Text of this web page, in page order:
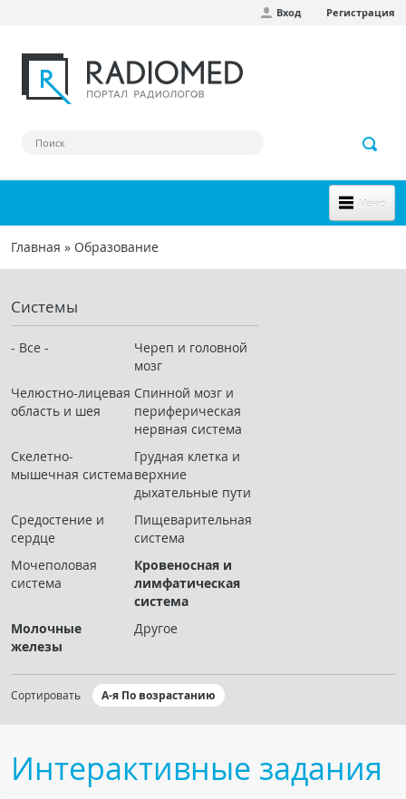
Вход Регистрация
Меню
НОВОЕ НА САЙТЕ
СООБЩЕСТВО
Клинические наблюдения
Чат RADIOMED
ОБРАЗОВАНИЕ
Интерактивные задания
Презентации
Публикации
Журнал "Лучевая диагностика и терапия"
Вы здесь
Главная » Образование
Системы
- Все -
Череп и головной
мозг
Челюстно-лицевая
область и шея
Спинной мозг и
периферическая
нервная система
Скелетно-
мышечная система
Грудная клетка и
верхние
дыхательные пути
Средостение и
сердце
Пищеварительная
система
Мочеполовая
система
Кровеносная и
лимфатическая
система
Молочные
железы
Другое
Сортировать А-я По возрастанию
Интерактивные задания